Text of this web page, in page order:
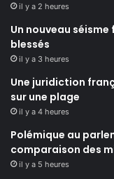
il y a 2 heures
Un nouveau
blessés
il y a 3 heures
Une juridiction
sur une plage
il y a 4 heures
Polémique au
comparaison des
il y a 5 heures